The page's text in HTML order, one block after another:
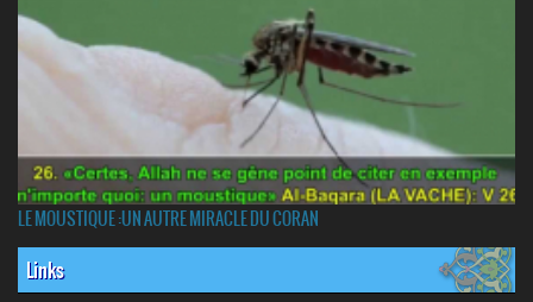
LE MOUSTIQUE :UN AUTRE MIRACLE DU CORAN
Links